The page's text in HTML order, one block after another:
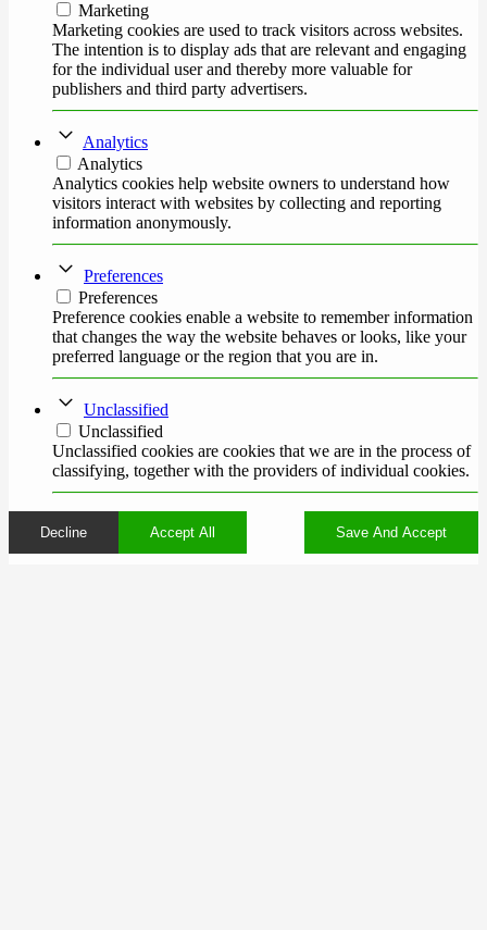
Marketing
Marketing cookies are used to track visitors across websites.
The intention is to display ads that are relevant and engaging
for the individual user and thereby more valuable for
publishers and third party advertisers.
Analytics
Analytics
Analytics cookies help website owners to understand how
visitors interact with websites by collecting and reporting
information anonymously.
Preferences
Preferences
Preference cookies enable a website to remember information
that changes the way the website behaves or looks, like your
preferred language or the region that you are in.
Unclassified
Unclassified
Unclassified cookies are cookies that we are in the process of
classifying, together with the providers of individual cookies.
Decline Accept All Save And Accept